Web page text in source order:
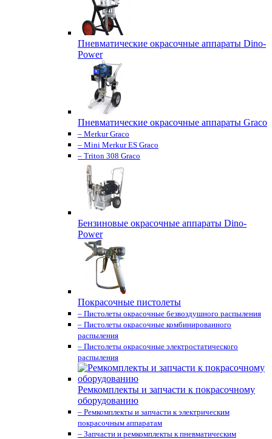
Пневматические окрасочные аппараты Dino-
Power
Пневматические окрасочные аппараты Graco
– Merkur Graco
– Mini Merkur ES Graco
– Triton 308 Graco
Бензиновые окрасочные аппараты Dino-
Power
Покрасочные пистолеты
– Пистолеты окрасочные безвоздушного распыления
– Пистолеты окрасочные комбинированного
распыления
– Пистолеты окрасочные электростатического
распыления
Ремкомплекты и запчасти к покрасочному
оборудованию
– Ремкомплекты и запчасти к электрическим
покрасочным аппаратам
– Запчасти и ремкомплекты к пневматическим